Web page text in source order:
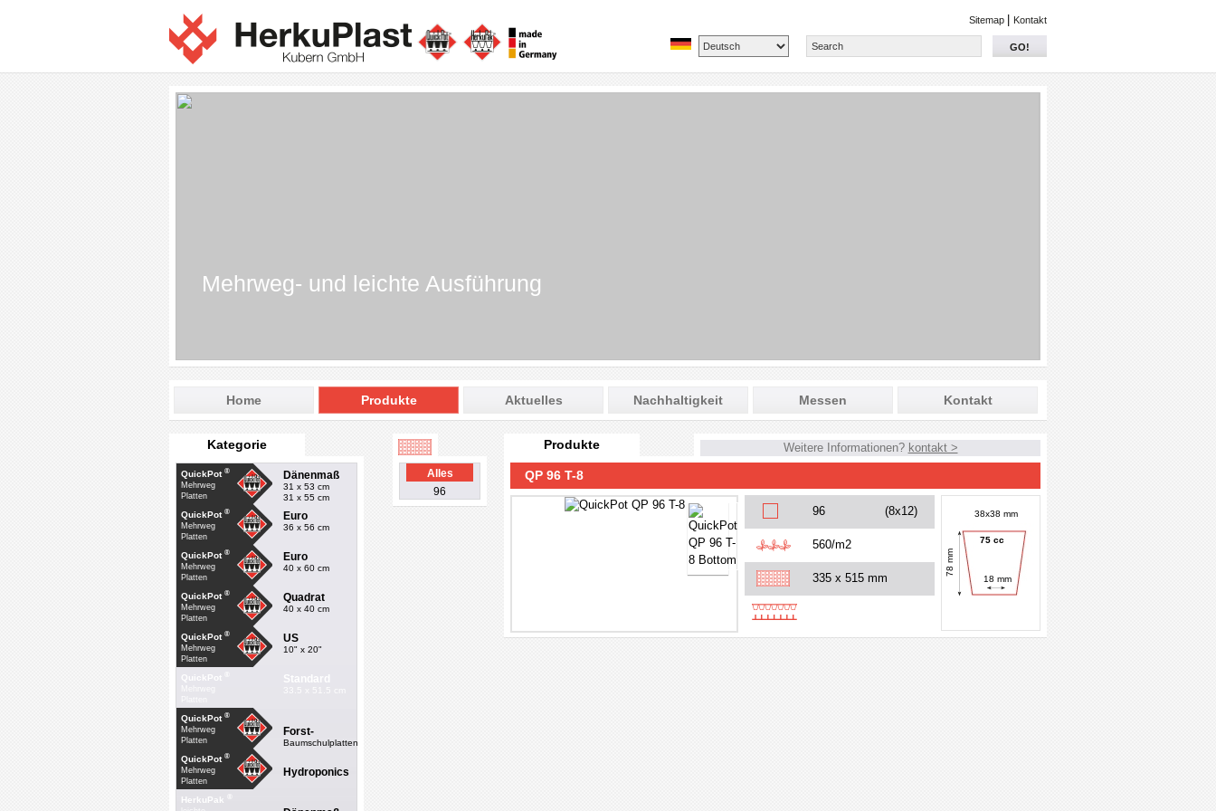
Sitemap Kontakt
GO!
Mehrweg- und leichte Ausführung
Home Produkte Aktuelles Nachhaltigkeit Messen Kontakt
Kategorie
QuickPot ®
Mehrweg
Platten
Dänenmaß
31 x 53 cm
31 x 55 cm
QuickPot ®
Mehrweg
Platten
Euro
36 x 56 cm
QuickPot ®
Mehrweg
Platten
Euro
40 x 60 cm
QuickPot ®
Mehrweg
Platten
Quadrat
40 x 40 cm
QuickPot ®
Mehrweg
Platten
US
10" x 20"
QuickPot Standard
33.5 x 51.5 cm
QuickPot ®
Mehrweg
Platten
Forst-
Baumschulplatten
QuickPot ®
Mehrweg
Platten
Hydroponics
HerkuPak
Alles
96
Produkte Weitere Informationen? kontakt >
QP 96 T-8
96 (8x12)
560/m2
335 x 515 mm
38x38 mm
78 mm
75 cc
18 mm